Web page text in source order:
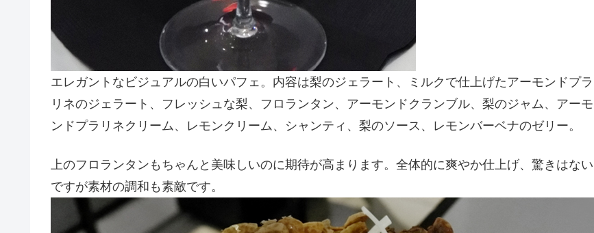
エレガントなビジュアルの白いパフェ。内容は梨のジェラート、ミルクで仕上げたアーモンドプラ
リネのジェラート、フレッシュな梨、フロランタン、アーモンドクランブル、梨のジャム、アーモ
ンドプラリネクリーム、レモンクリーム、シャンティ、梨のソース、レモンバーベナのゼリー。
上のフロランタンもちゃんと美味しいのに期待が高まります。全体的に爽やか仕上げ、驚きはない
ですが素材の調和も素敵です。